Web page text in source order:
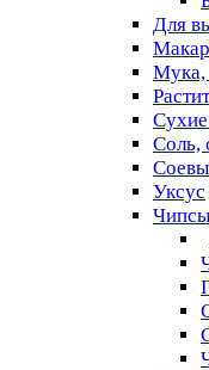
Для
Мука,
Сухие
Соль,
Уксус